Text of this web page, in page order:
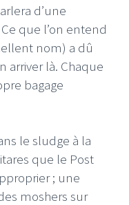
d’une
que l’on entend
nom) a dû
arriver là. Chaque
bagage
le sludge à la
que le Post
; une
moshers sur